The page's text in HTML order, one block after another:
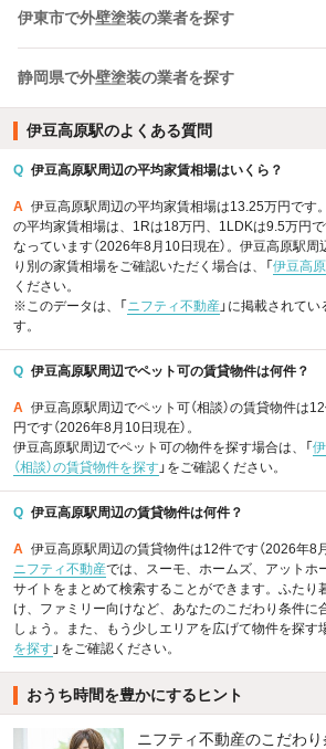
伊東市で外壁塗装の業者を探す
静岡県で外壁塗装の業者を探す
伊豆高原駅のよくある質問
Q 伊豆高原駅周辺の平均家賃相場はいくら？
A 伊豆高原駅周辺の平均家賃相場は13.25万円です
の平均家賃相場は、1Rは18万円、1LDKは9.5万円
なっています（2026年8月10日現在）。伊豆高原駅
り別の家賃相場をご確認いただく場合は、「 伊豆高
ください。
※このデータは、「 ニフティ不動産 」に掲載されて
す。
Q 伊豆高原駅周辺でペット可の賃貸物件は何件？
A 伊豆高原駅周辺でペット可（相談）の賃貸物件は
円です（2026年8月10日現在）。
伊豆高原駅周辺でペット可の物件を探す場合は、「
（相談）の賃貸物件を探す 」をご確認ください。
Q 伊豆高原駅周辺の賃貸物件は何件？
A 伊豆高原駅周辺の賃貸物件は12件です（2026年8月
ニフティ不動産では、スーモ、ホームズ、アットホ
サイトをまとめて検索することができます。ふたり
け、ファミリー向けなど、あなたのこだわり条件に
しょう。また、もう少しエリアを広げて物件を探す
を探す 」をご確認ください。
おうち時間を豊かにするヒント
ニフティ不動産のこだわり